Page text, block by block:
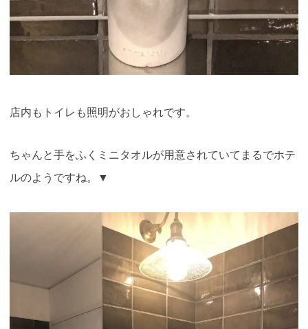
店内もトイレも照明がおしゃれです。
ちゃんと手をふくミニタオルが用意されていてまるでホテ
ルのようですね。▼